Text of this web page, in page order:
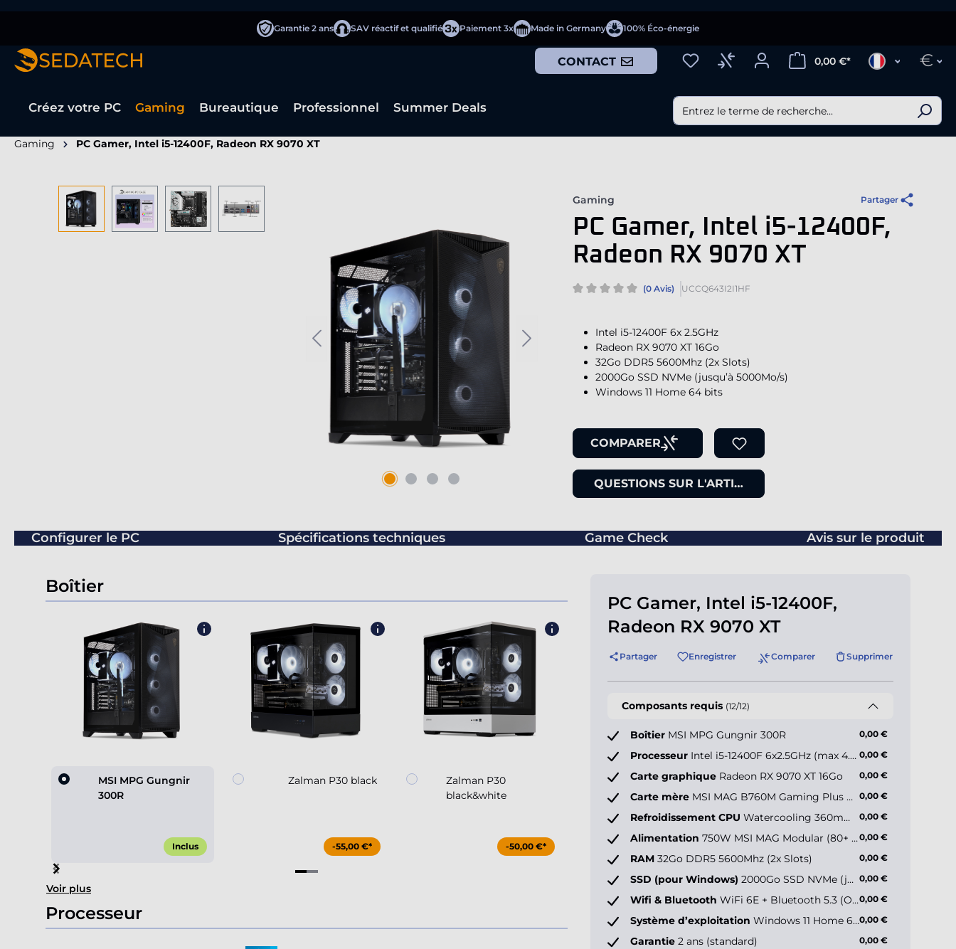
Garantie 2 ans SAV réactif et qualifié Paiement 3x Made in Germany 100% Éco-énergie
CONTACT 0,00 €* €
Créez votre PC Gaming Bureautique Professionnel Summer Deals
Gaming PC Gamer, Intel i5-12400F, Radeon RX 9070 XT
Ignorer la galerie d'images
Gaming Partager
PC Gamer, Intel i5-12400F,
Radeon RX 9070 XT
(0 Avis) UCCQ643I2I1HF
Intel i5-12400F 6x 2.5GHz
Radeon RX 9070 XT 16Go
32Go DDR5 5600Mhz (2x Slots)
2000Go SSD NVMe (jusqu’à 5000Mo/s)
Windows 11 Home 64 bits
COMPARER
QUESTIONS SUR L'ARTICLE
Configurer le PC Spécifications techniques Game Check Avis sur le produit
Boîtier
MSI MPG Gungnir
300R
Inclus
Zalman P30 black
-55,00 €*
Zalman P30
black&white
-50,00 €*
MSI MPG Gungnir
110R
Item
1
of
4
Voir plus
Processeur
PC Gamer, Intel i5-12400F,
Radeon RX 9070 XT
Partager Enregistrer Comparer Supprimer
Composants requis (12/12)
Boîtier MSI MPG Gungnir 300R 0,00 €
Processeur Intel i5-12400F 6x2.5GHz (max 4.4GHz) 0,00 €
Carte graphique Radeon RX 9070 XT 16Go 0,00 €
Carte mère MSI MAG B760M Gaming Plus WiFi 0,00 €
Refroidissement CPU Watercooling 360mm - Deepcool LE360 V2 ARGB 0,00 €
Alimentation 750W MSI MAG Modular (80+ Gold)0,00 €
RAM 32Go DDR5 5600Mhz (2x Slots) 0,00 €
SSD (pour Windows) 2000Go SSD NVMe (jusqu’à 5000Mo/s) 0,00 €
Wifi & Bluetooth WiFi 6E + Bluetooth 5.3 (Onboard)0,00 €
Système d’exploitation Windows 11 Home 64 bits FR0,00 €
Garantie 2 ans (standard) 0,00 €